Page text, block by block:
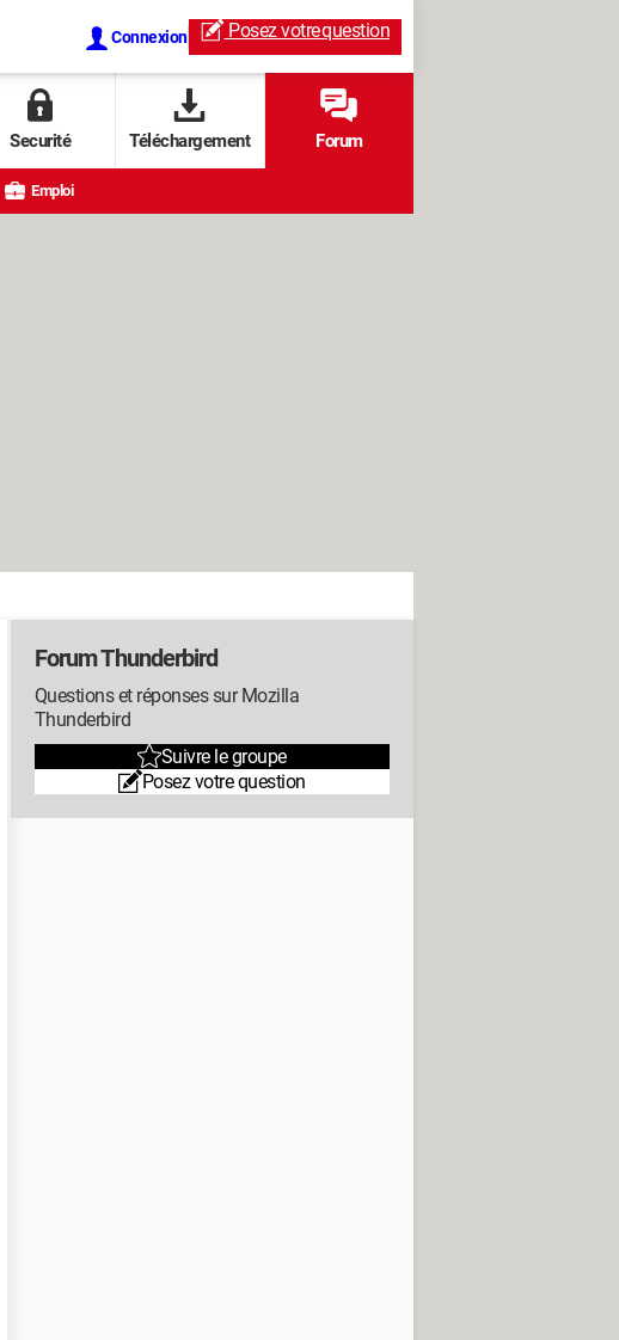
Connexion Posez votrequestion
Securité Téléchargement Forum
Emploi
Forum Thunderbird
Questions et réponses sur Mozilla
Thunderbird
Suivre le groupe
Posez votre question